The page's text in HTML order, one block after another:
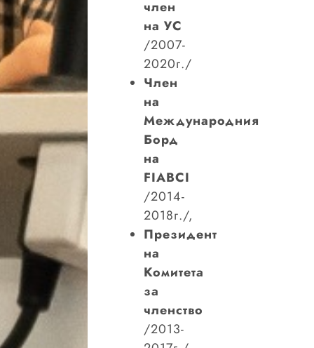
член
на УС
/2007-
2020г./
Член
на
Международния
Борд
на
FIABCI
/2014-
2018г./,
Президент
на
Комитета
за
членство
/2013-